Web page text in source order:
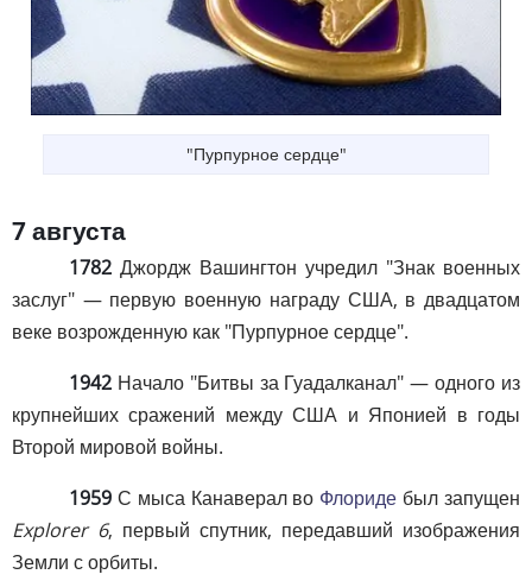
"Пурпурное сердце"
7 августа
1782 Джордж Вашингтон учредил "Знак военных
заслуг" — первую военную награду США, в двадцатом
веке возрожденную как "Пурпурное сердце".
1942 Начало "Битвы за Гуадалканал" — одного из
крупнейших сражений между США и Японией в годы
Второй мировой войны.
1959 С мыса Канаверал во Флориде был запущен
Explorer 6, первый спутник, передавший изображения
Земли с орбиты.